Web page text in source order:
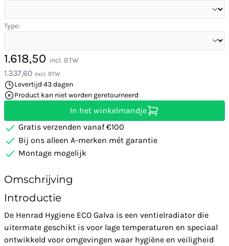
Type:
1.618,50 incl. BTW
1.337,60 excl. BTW
Levertijd 43 dagen
Product kan niet worden geretourneerd
In het winkelmandje
Gratis verzenden vanaf €100
Bij ons alleen A-merken mét garantie
Montage mogelijk
Omschrijving
Introductie
De Henrad Hygiene ECO Galva is een ventielradiator die
uitermate geschikt is voor lage temperaturen en speciaal
ontwikkeld voor omgevingen waar hygiëne en veiligheid